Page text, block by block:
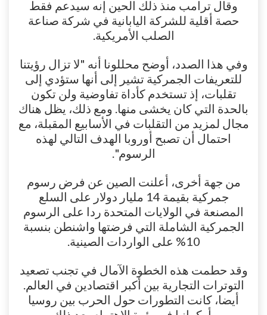
وقال ترامب منذ ذلك الحين إنه سيدعم فقط
حصة أقلية للشركة اليابانية في شركة صناعة
الصلب الأمريكية.
وفي هذا الصدد، أوضح محللونا أنه "لا تزال رؤيتنا
للتعريفات الجمركية تشير إلى أنها ستؤدي إلى
تقلبات، إذ تستخدم كأداة تفاوضية ولن تكون
بالحدة التي كان يخشى منها. ومع ذلك، يظل هناك
مجال لمزيد من التقلبات في الأسابيع المقبلة، مع
احتمال أن تصبح أوروبا الهدف التالي لهذه
الرسوم".
من جهة أخرى، أعلنت الصين عن فرض رسوم
جمركية بقيمة 14 مليار دولار على السلع
المصنعة في الولايات المتحدة ردا على الرسوم
الجمركية الشاملة التي فرضتها واشنطن بنسبة
10% على الواردات الصينية.
وقد حطمت هذه الخطوة الآمال في تجنب تصعيد
التوترات التجارية بين أكبر اقتصادين في العالم.
أيضا، كانت التطورات حول الحرب بين روسيا